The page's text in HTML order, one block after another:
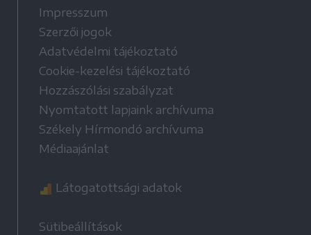
Impresszum
Szerzői jogok
Adatvédelmi tájékoztató
Cookie-kezelési tájékoztató
Hozzászólási szabályzat
Nyomtatott lapjaink archívuma
Székely Hírmondó archívuma
Médiaajánlat
Látogatottsági adatok
Sütibeállítások